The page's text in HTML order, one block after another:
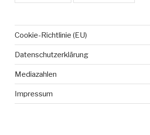
Cookie-Richtlinie (EU)
Datenschutzerklärung
Mediazahlen
Impressum